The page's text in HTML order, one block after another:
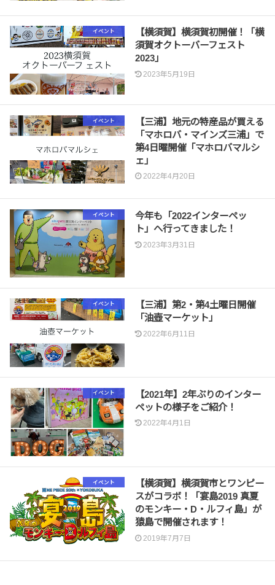
イベント
【横須賀】横須賀初開催！「横
須賀オクトーバーフェスト
2023」
2023年5月19日
イベント
【三浦】地元の特産品が買える
「マホロバ・マインズ三浦」で
第4日曜開催「マホロバマルシ
ェ」
2022年4月20日
イベント
今年も「2022インターペッ
ト」へ行ってきました！
2023年3月31日
イベント
【三浦】第2・第4土曜日開催
「油壺マーケット」
2022年6月11日
イベント
【2021年】2年ぶりのインター
ペットの様子をご紹介！
2022年4月1日
イベント
【横須賀】横須賀市とワンピー
スがコラボ！「宴島2019 真夏
のモンキー・D・ルフィ島」が
猿島で開催されます！
2019年7月7日